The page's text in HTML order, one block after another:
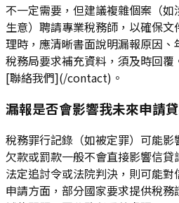
不一定需要，但建議複雜個案（
生意）聘請專業稅務師，以確保
理時，應清晰書面說明漏報原因
稅務局要求補充資料，須及時回
[聯絡我們](/contact)。
漏報是否會影響我未來申請
稅務罪行記錄（如被定罪）可能
欠款或罰款一般不會直接影響信
法定追討令或法院判決，則可能
申請方面，部分國家要求提供稅